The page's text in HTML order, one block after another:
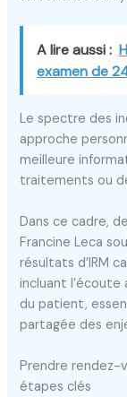
A lire aussi :
examen de
Le spectre des
approche
meilleure
traitements ou
Dans ce cadre,
Francine Leca
résultats d’IRM
incluant
du patient,
partagée des
Prendre rendez-
étapes clés